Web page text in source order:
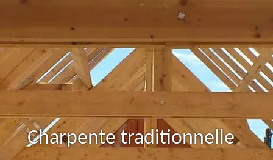
Charpente traditionnelle